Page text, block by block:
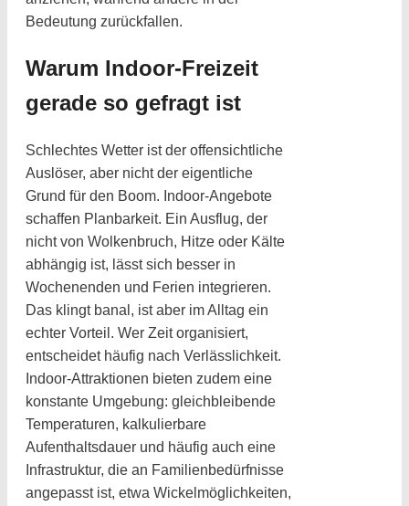
Bedeutung zurückfallen.
Warum Indoor-Freizeit
gerade so gefragt ist
Schlechtes Wetter ist der offensichtliche
Auslöser, aber nicht der eigentliche
Grund für den Boom. Indoor-Angebote
schaffen Planbarkeit. Ein Ausflug, der
nicht von Wolkenbruch, Hitze oder Kälte
abhängig ist, lässt sich besser in
Wochenenden und Ferien integrieren.
Das klingt banal, ist aber im Alltag ein
echter Vorteil. Wer Zeit organisiert,
entscheidet häufig nach Verlässlichkeit.
Indoor-Attraktionen bieten zudem eine
konstante Umgebung: gleichbleibende
Temperaturen, kalkulierbare
Aufenthaltsdauer und häufig auch eine
Infrastruktur, die an Familienbedürfnisse
angepasst ist, etwa Wickelmöglichkeiten,